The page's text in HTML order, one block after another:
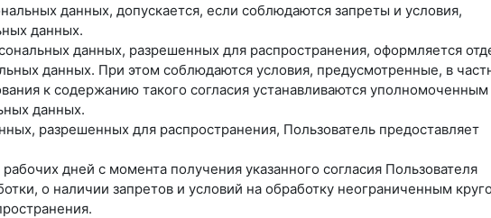
данных, допускается, если соблюдаются запреты и условия,
данных.
данных, разрешенных для распространения, оформляется
данных. При этом соблюдаются условия, предусмотренные, в
к содержанию такого согласия устанавливаются уполномоченным
данных.
разрешенных для распространения, Пользователь предоставляет
дней с момента получения указанного согласия Пользователя
о наличии запретов и условий на обработку неограниченным